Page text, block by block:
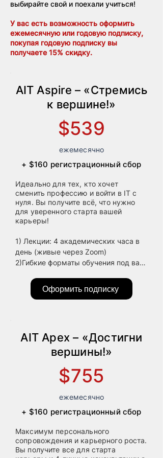
выбирайте свой и поехали учиться!
У вас есть возможность оформить
ежемесячную или годовую подписку,
покупая годовую подписку вы
получаете 15% скидку.
AIT Aspire – «Стремись
к вершине!»
$539
ежемесячно
+ $160 регистрационный сбор
Идеально для тех, кто хочет
сменить профессию и войти в IT с
нуля. Вы получите всё, что нужно
для уверенного старта вашей
карьеры!
1) Лекции: 4 академических часа в
день (живые через Zoom)
2)Гибкие форматы обучения под ваш
3) Групповые консультации
ежедневно (живые через Zoom)
5) Общий объем программы: 1920
академических часов
6) Краткие видео по ключевым
темам с фокусом на главное
7) Практика на реальных проектах
Германии, ЕС, Израиле
8) Учебная лицензия на IntelliJ IDEA
10) Учебная лицензия от Microsoft
11) Учебная лицензия от Jira: доступ
к премиум-версии и функционалу на
Оформить подписку
AIT Apex – «Достигни
вершины!»
$755
ежемесячно
+ $160 регистрационный сбор
Максимум персонального
сопровождения и карьерного роста.
Вы получите все для старта